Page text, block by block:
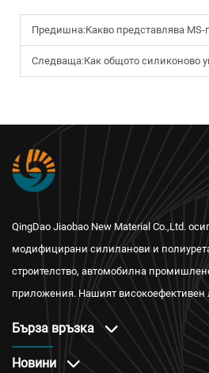
Предишна:Какво представлява MS-герметикът и как се
Следваща:Как общото силиконово уплътнение може да
QingDao Jiaobao New Material Co.,Ltd.
модифицирани силиланови и
строителство, автомобилна
приложения. Нашият
международни сертификати и
обслужване.
Бърза връзка
Новини